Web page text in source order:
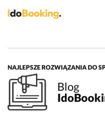
NAJLEPSZE ROZWIĄZANIA DO
Blog